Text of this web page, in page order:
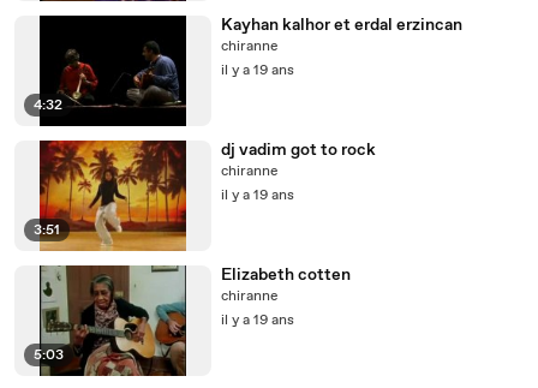
4:32
Kayhan kalhor et erdal erzincan
chiranne
il y a 19 ans
3:51
dj vadim got to rock
chiranne
il y a 19 ans
5:03
Elizabeth cotten
chiranne
il y a 19 ans